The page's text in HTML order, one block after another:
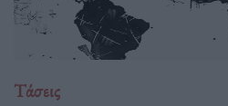
Τάσεις